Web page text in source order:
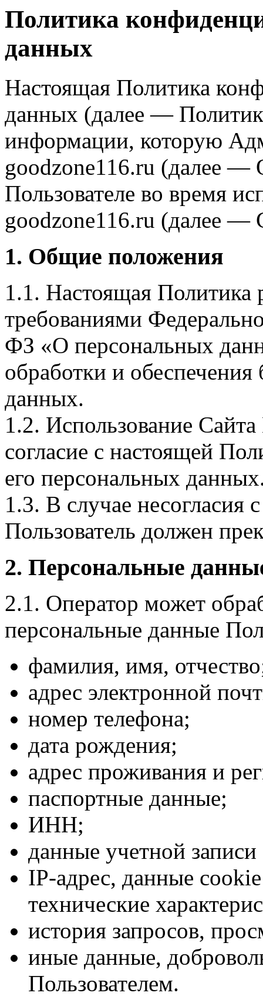
Политика
данных
Настоящая Политика
данных (далее —
информации, которую
goodzone116.ru (далее —
Пользователе во время
goodzone116.ru (далее —
1. Общие положения
1.1. Настоящая Политика
требованиями
ФЗ «О персональных
обработки и
данных.
1.2. Использование Сайта
согласие с настоящей
его персональных
1.3. В случае несогласия
Пользователь должен
2. Персональные
2.1. Оператор может
персональные данные
фамилия, имя,
адрес электронной
номер телефона;
дата рождения;
адрес проживания и
паспортные данные;
ИНН;
данные учетной
IP-адрес, данные
технические
история запросов,
иные данные,
Пользователем.